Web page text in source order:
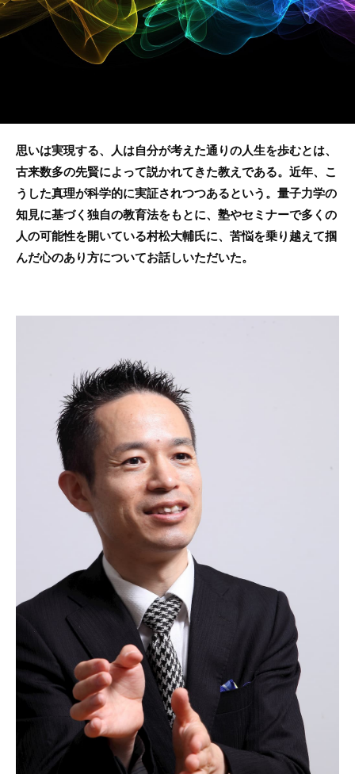
思いは実現する、人は自分が考えた通りの人生を歩むとは、
古来数多の先賢によって説かれてきた教えである。近年、こ
うした真理が科学的に実証されつつあるという。量子力学の
知見に基づく独自の教育法をもとに、塾やセミナーで多くの
人の可能性を開いている村松大輔氏に、苦悩を乗り越えて掴
んだ心のあり方についてお話しいただいた。